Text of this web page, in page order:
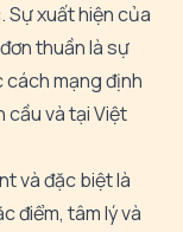
Sự xuất hiện của
thuần là sự
cách mạng định
cầu và tại Việt
và đặc biệt là
điểm, tâm lý và